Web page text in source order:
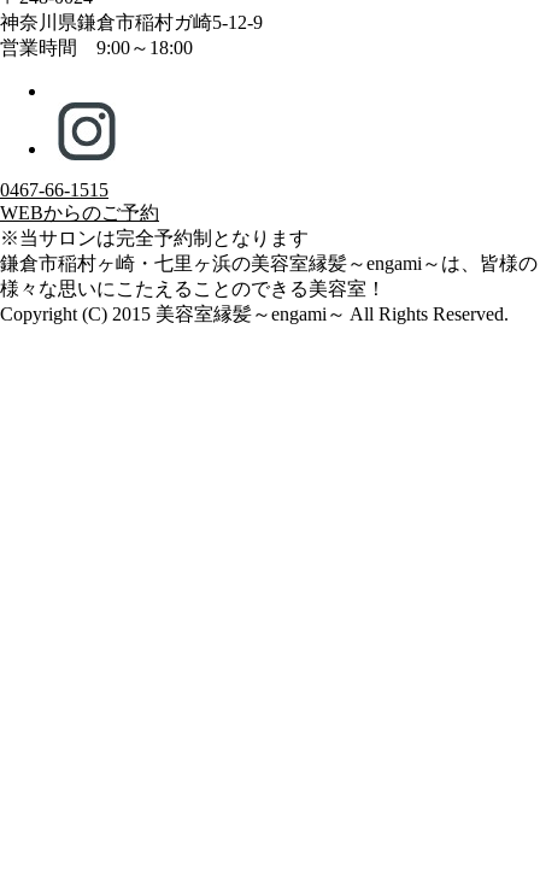
神奈川県鎌倉市稲村ガ崎5-12-9
営業時間 9:00～18:00
0467-66-1515
WEBからのご予約
※当サロンは完全予約制となります
鎌倉市稲村ヶ崎・七里ヶ浜の美容室縁髪～engami～は、皆様の
様々な思いにこたえることのできる美容室！
Copyright (C) 2015 美容室縁髪～engami～ All Rights Reserved.